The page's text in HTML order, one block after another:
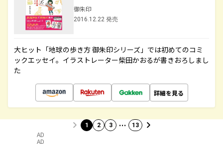
御朱印
2016.12.22 発売
大ヒット「地球の歩き方 御朱印シリーズ」では初めてのコミ
ックエッセイ。イラストレーター柴田かおるが書きおろしまし
た
詳細を見る
1 2 3 … 13
AD
AD